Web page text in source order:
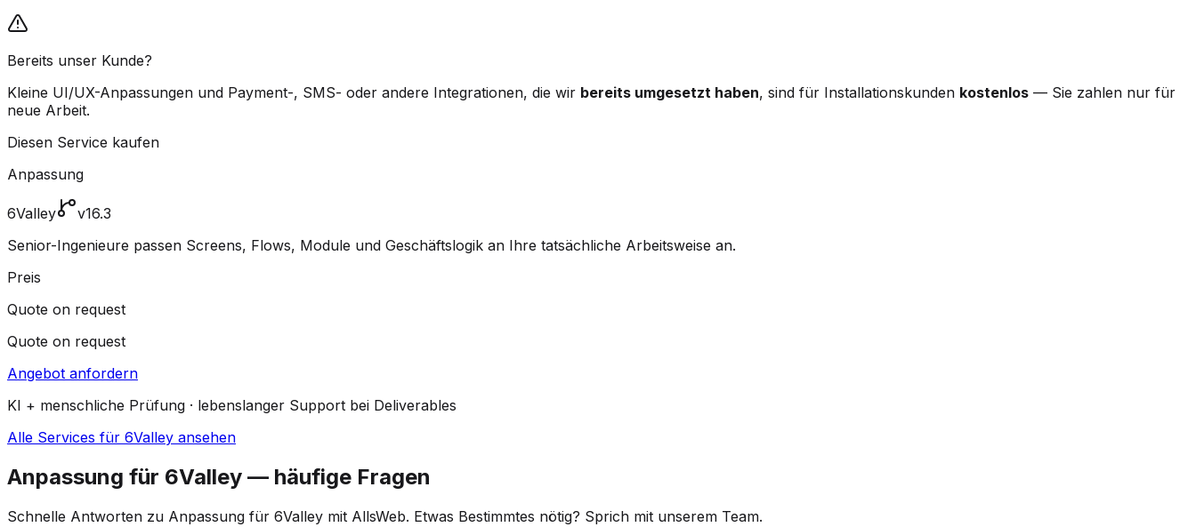
Bereits unser Kunde?
Kleine UI/UX-Anpassungen und Payment-, SMS- oder andere Integrationen, die wir bereits umgesetzt haben, sind für Installationskunden kostenlos — Sie zahlen nur für
neue Arbeit.
Diesen Service kaufen
Anpassung
6Valley
v16.3
Senior-Ingenieure passen Screens, Flows, Module und Geschäftslogik an Ihre tatsächliche Arbeitsweise an.
Preis
Quote on request
Quote on request
Angebot anfordern
KI + menschliche Prüfung · lebenslanger Support bei Deliverables
Alle Services für 6Valley ansehen
Anpassung für 6Valley — häufige Fragen
Schnelle Antworten zu Anpassung für 6Valley mit AllsWeb. Etwas Bestimmtes nötig? Sprich mit unserem Team.